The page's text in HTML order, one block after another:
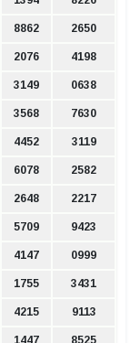
8862 2650
2076 4198
3149 0638
3568 7630
4452 3119
6078 2582
2648 2217
5709 9423
4147 0999
1755 3431
4215 9113